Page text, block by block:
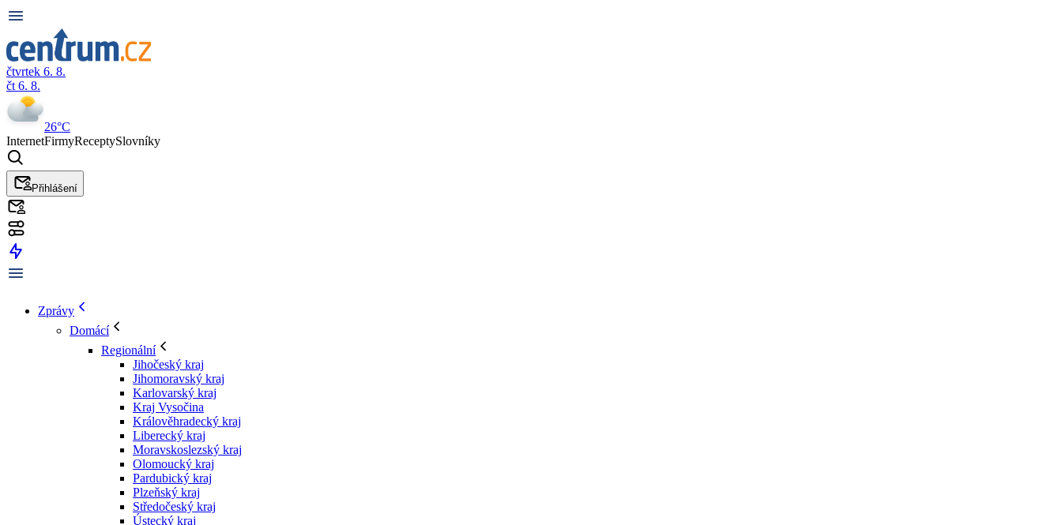
čtvrtek 6. 8.
čt 6. 8.
26°C
InternetFirmyReceptySlovníky
Přihlášení
Zprávy
Domácí
Regionální
Jihočeský kraj
Jihomoravský kraj
Karlovarský kraj
Kraj Vysočina
Králověhradecký kraj
Liberecký kraj
Moravskoslezský kraj
Olomoucký kraj
Pardubický kraj
Plzeňský kraj
Středočeský kraj
Ústecký kraj